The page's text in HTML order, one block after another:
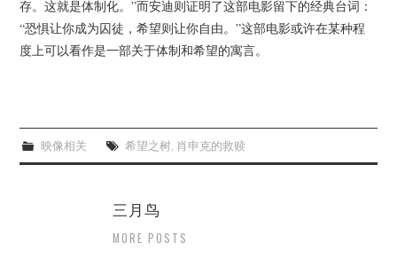
存。这就是体制化。”而安迪则证明了这部电影留下的经典台词：
“恐惧让你成为囚徒，希望则让你自由。”这部电影或许在某种程
度上可以看作是一部关于体制和希望的寓言。
映像相关 希望之树, 肖申克的救赎
三月鸟
MORE POSTS